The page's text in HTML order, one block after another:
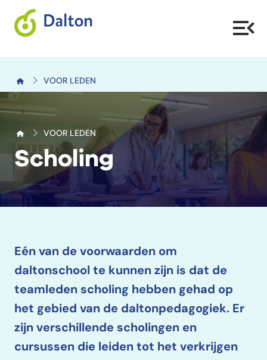
VOOR LEDEN
VOOR LEDEN
Scholing
Eén van de voorwaarden om
daltonschool te kunnen zijn is dat de
teamleden scholing hebben gehad op
het gebied van de daltonpedagogiek. Er
zijn verschillende scholingen en
cursussen die leiden tot het verkrijgen